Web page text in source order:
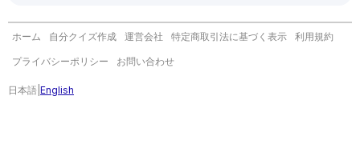
ホーム 自分クイズ作成 運営会社 特定商取引法に基づく表示 利用規約
プライバシーポリシー お問い合わせ
日本語 English